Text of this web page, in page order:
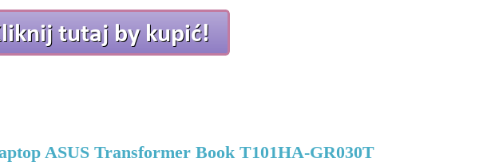
ASUS Transformer Book T101HA-GR030T